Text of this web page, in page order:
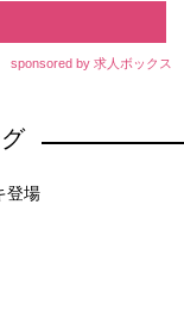
sponsored by 求人ボックス
登場